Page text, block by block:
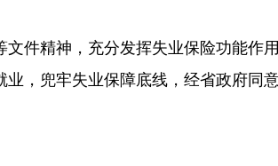
件精神，充分发挥失业保险功能作用
，兜牢失业保障底线，经省政府同意